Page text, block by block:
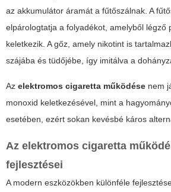
az akkumulátor áramát a fűtőszálnak. A
elpárologtatja a folyadékot, amelyből légző
keletkezik. A gőz, amely nikotint is
szájába és tüdőjébe, így imitálva a
Az elektromos cigaretta működése nem
monoxid keletkezésével, mint a
esetében, ezért sokan kevésbé káros
Az elektromos cigaretta
fejlesztései
A modern eszközökben különféle